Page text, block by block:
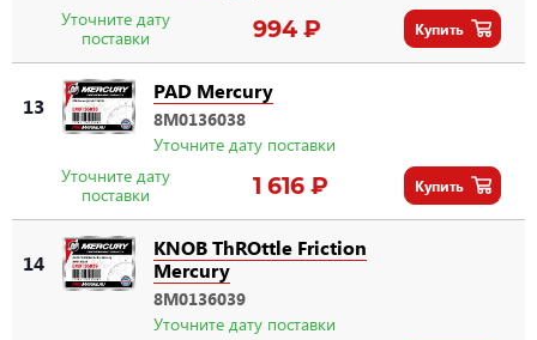
Уточните дату
поставки
994 ₽ Купить
13
PAD Mercury
8M0136038
Уточните дату поставки
Уточните дату
поставки
1 616 ₽ Купить
14
KNOB ThROttle Friction
Mercury
8M0136039
Уточните дату поставки